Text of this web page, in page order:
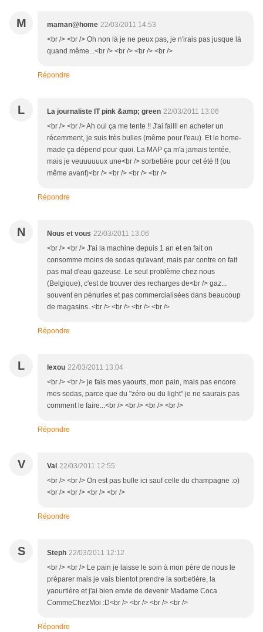
M maman@home 22/03/2011 14:53
<br /> <br /> Oh non là je ne peux pas, je n'irais pas jusque là
quand même...<br /> <br /> <br /> <br />
Répondre
L La journaliste IT pink &amp; green 22/03/2011 13:06
<br /> <br /> Ah oui ça me tente !! J'ai failli en acheter un
récemment, je suis très bulles (même pour l'eau). Et le home-
made ça dépend pour quoi. La MAP ça m'a jamais tentée,
mais je veuuuuuux une<br /> sorbetière pour cet été !! (ou
même avant)<br /> <br /> <br /> <br />
Répondre
N Nous et vous 22/03/2011 13:06
<br /> <br /> J'ai la machine depuis 1 an et en fait on
consomme moins de sodas qu'avant, mais par contre on fait
pas mal d'eau gazeuse. Le seul problème chez nous
(Belgique), c'est de trouver des recharges de<br /> gaz...
souvent en pénuries et pas commercialisées dans beaucoup
de magasins..<br /> <br /> <br /> <br />
Répondre
L lexou 22/03/2011 13:04
<br /> <br /> je fais mes yaourts, mon pain, mais pas encore
mes sodas, parce que du "zéro ou du light" je ne saurais pas
comment le faire...<br /> <br /> <br /> <br />
Répondre
V Val 22/03/2011 12:55
<br /> <br /> On est pas bulle ici sauf celle du champagne :o)
<br /> <br /> <br /> <br />
Répondre
S Steph 22/03/2011 12:12
<br /> <br /> Le pain je laisse le soin à mon père de nous le
préparer mais je vais bientot prendre la sorbetière, la
yaourtière et j'ai bien envie de devenir Madame Coca
CommeChezMoi :D<br /> <br /> <br /> <br />
Répondre